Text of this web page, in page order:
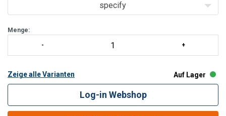
specify
Menge:
Zeige alle Varianten Auf Lager
Log-in Webshop